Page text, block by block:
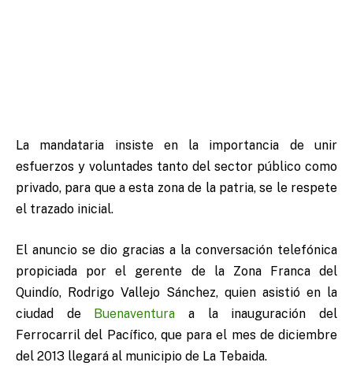
La mandataria insiste en la importancia de unir
esfuerzos y voluntades tanto del sector público como
privado, para que a esta zona de la patria, se le respete
el trazado inicial.
El anuncio se dio gracias a la conversación telefónica
propiciada por el gerente de la Zona Franca del
Quindío, Rodrigo Vallejo Sánchez, quien asistió en la
ciudad de Buenaventura a la inauguración del
Ferrocarril del Pacífico, que para el mes de diciembre
del 2013 llegará al municipio de La Tebaida.